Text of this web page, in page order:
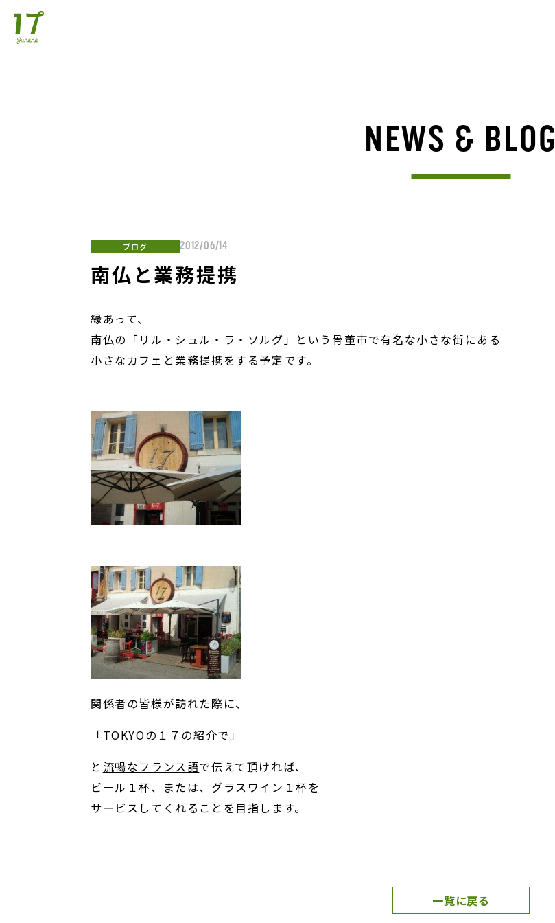
NEWS & BLOG
ブログ 2012/06/14
南仏と業務提携
縁あって、
南仏の「リル・シュル・ラ・ソルグ」という骨董市で有名な小さな街にある
小さなカフェと業務提携をする予定です。
関係者の皆様が訪れた際に、
「TOKYOの１７の紹介で」
と 流暢なフランス語で伝えて頂ければ、
ビール１杯、または、グラスワイン１杯を
サービスしてくれることを目指します。
一覧に戻る